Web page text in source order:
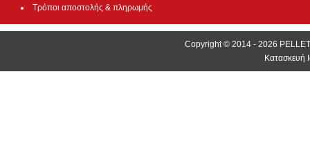
Τρόποι αποστολής & πληρωμής
Copyright © 2014 - 2026
Κατασκευή